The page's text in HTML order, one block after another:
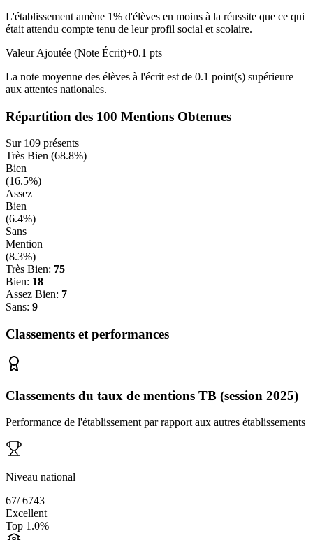
L'établissement amène 1% d'élèves en moins à la réussite que ce qui
était attendu compte tenu de leur profil social et scolaire.
Valeur Ajoutée (Note Écrit)+0.1 pts
La note moyenne des élèves à l'écrit est de 0.1 point(s) supérieure
aux attentes nationales.
Répartition des 100 Mentions Obtenues
Sur 109 présents
Très Bien (68.8%)
Bien
(16.5%)
Assez
Bien
(6.4%)
Sans
Mention
(8.3%)
Très Bien: 75
Bien: 18
Assez Bien: 7
Sans: 9
Classements et performances
Classements du taux de mentions TB (session 2025)
Performance de l'établissement par rapport aux autres établissements
Niveau national
67/6743
Excellent
Top 1.0%